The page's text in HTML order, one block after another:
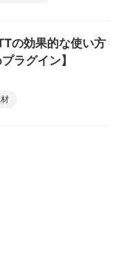
の効果的な使い方
ラグイン】